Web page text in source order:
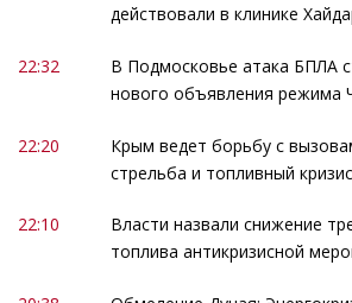
действовали в клинике
22:32
В Подмосковье атака БПЛА
нового объявления режима
22:20
Крым ведет борьбу с
стрельба и топливный кризис
22:10
Власти назвали снижение
топлива антикризисной